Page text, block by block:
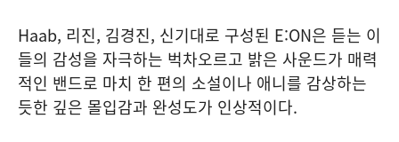
Haab, 리진, 김경진, 신기대로 구성된 E:ON은 듣는 이
들의 감성을 자극하는 벅차오르고 밝은 사운드가 매력
적인 밴드로 마치 한 편의 소설이나 애니를 감상하는
듯한 깊은 몰입감과 완성도가 인상적이다.